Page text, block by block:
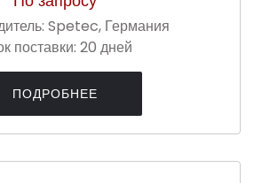
Spetec, Германия
поставки: 20 дней
ПОДРОБНЕЕ